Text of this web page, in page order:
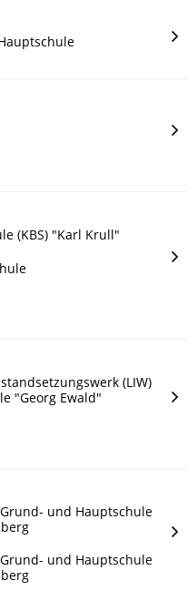
(KBS) "Karl Krull"
(LIW)
"Georg Ewald"
und Hauptschule
und Hauptschule